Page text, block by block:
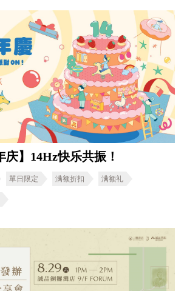
庆】14Hz快乐共振！
單日限定 满额折扣 满额礼